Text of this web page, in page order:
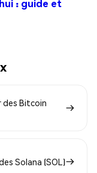
: guide et
des Bitcoin
Solana (SOL)